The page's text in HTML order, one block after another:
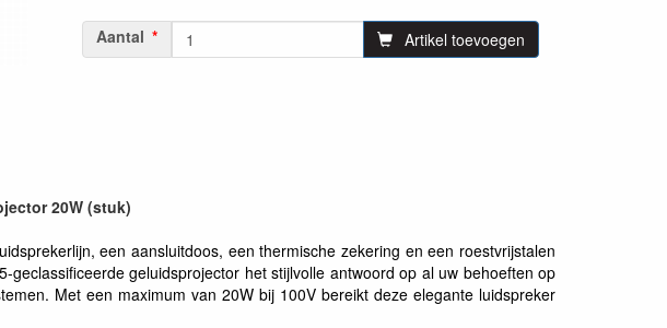
Aantal Artikel toevoegen
20W (stuk)
een aansluitdoos, een thermische zekering en een roestvrijstalen
geluidsprojector het stijlvolle antwoord op al uw behoeften op
Met een maximum van 20W bij 100V bereikt deze elegante luidspreker